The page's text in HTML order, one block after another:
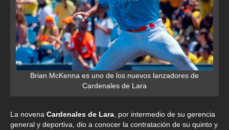
Brian McKenna es uno de los nuevos lanzadores de
Cardenales de Lara
La novena Cardenales de Lara, por intermedio de su gerencia
general y deportiva, dio a conocer la contratación de su quinto y